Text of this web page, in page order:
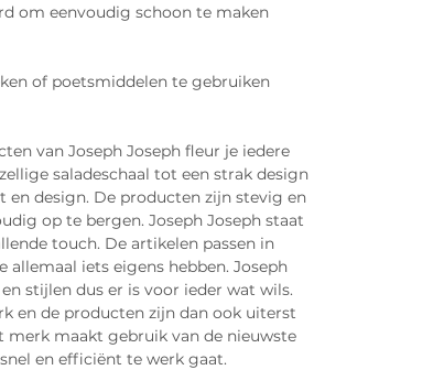
om eenvoudig schoon te maken
of poetsmiddelen te gebruiken
van Joseph Joseph fleur je iedere
saladeschaal tot een strak design
design. De producten zijn stevig en
op te bergen. Joseph Joseph staat
touch. De artikelen passen in
allemaal iets eigens hebben. Joseph
stijlen dus er is voor ieder wat wils.
en de producten zijn dan ook uiterst
maakt gebruik van de nieuwste
en efficiënt te werk gaat.